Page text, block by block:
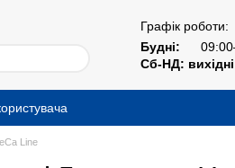
Графік роботи:
Будні:
Сб-НД: вихідні
Line